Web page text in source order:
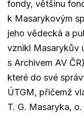
fondy, většinu
k Masarykovým
jeho vědecká a
vznikl Masarykův
s Archivem AV
které do své
ÚTGM, přičemž
T. G. Masaryka,